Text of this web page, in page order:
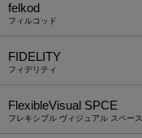
felkod
フィルコッド
FIDELITY
フィデリティ
FlexibleVisual SPCE
フレキシブル ヴィジュアル スペース